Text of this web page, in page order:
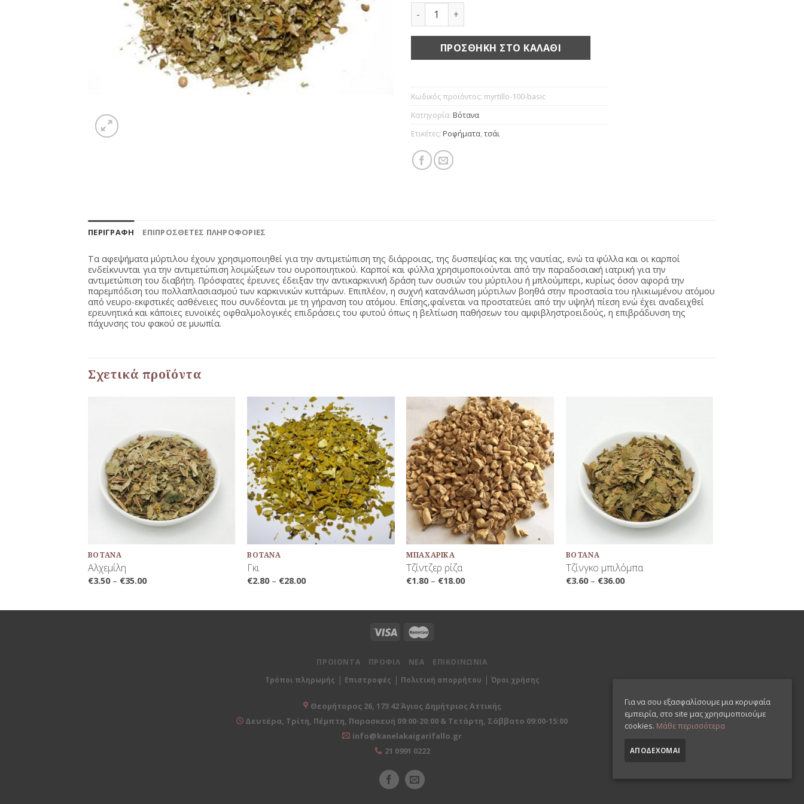
Μύρτιλλο φύλλο ποσότητα
ΠΡΟΣΘΉΚΗ ΣΤΟ ΚΑΛΆΘΙ
Κωδικός προϊόντος: myrtillo-100-basic
Κατηγορία: Βότανα
Ετικέτες: Ροφήματα, τσάι
ΠΕΡΙΓΡΑΦΉ ΕΠΙΠΡΌΣΘΕΤΕΣ ΠΛΗΡΟΦΟΡΊΕΣ
Τα αφεψήματα μύρτιλου έχουν χρησιμοποιηθεί για την αντιμετώπιση της διάρροιας, της δυσπεψίας και της ναυτίας, ενώ τα φύλλα και οι καρποί
ενδείκνυνται για την αντιμετώπιση λοιμώξεων του ουροποιητικού. Καρποί και φύλλα χρησιμοποιούνται από την παραδοσιακή ιατρική για την
αντιμετώπιση του διαβήτη. Πρόσφατες έρευνες έδειξαν την αντικαρκινική δράση των ουσιών του μύρτιλου ή μπλούμπερι, κυρίως όσον αφορά την
παρεμπόδιση του πολλαπλασιασμού των καρκινικών κυττάρων. Επιπλέον, η συχνή κατανάλωση μύρτιλων βοηθά στην προστασία του ηλικιωμένου ατόμου
από νευρο-εκφστικές ασθένειες που συνδέονται με τη γήρανση του ατόμου. Επίσης,φαίνεται να προστατεύει από την υψηλή πίεση ενώ έχει αναδειχθεί
ερευνητικά και κάποιες ευνοϊκές οφθαλμολογικές επιδράσεις του φυτού όπως η βελτίωση παθήσεων του αμφιβληστροειδούς, η επιβράδυνση της
πάχυνσης του φακού σε μυωπία.
Σχετικά προϊόντα
στη Λίστα
Αγαπημένων
ΒΌΤΑΝΑ
Αλχεμίλη
€3.50– €35.00
Προσθήκη
στη Λίστα
Αγαπημένων
ΒΌΤΑΝΑ
Γκι
€2.80– €28.00
Προσθήκη
στη Λίστα
Αγαπημένων
+
ΜΠΑΧΑΡΙΚΆ
Τζίντζερ ρίζα
€1.80– €18.00
στη Λίστα
Αγαπημένων
ΒΌΤΑΝΑ
Τζίνγκο μπιλόμπα
€3.60– €36.00
ΠΡΟΙΟΝΤΑ ΠΡΟΦΙΛ ΝΕΑ ΕΠΙΚΟΙΝΩΝΙΑ
Τρόποι πληρωμής | Επιστροφές | Πολιτική απορρήτου | Όροι χρήσης
Θεομήτορος 26, 173 42 Άγιος Δημήτριος Αττικής
Δευτέρα, Τρίτη, Πέμπτη, Παρασκευή 09:00-20:00 & Τετάρτη, Σάββατο 09:00-15:00
info@kanelakaigarifallo.gr
21 0991 0222
Για να σου εξασφαλίσουμε μια κορυφαία
εμπειρία, στο site μας χρησιμοποιούμε
cookies. Μάθε περισσότερα
ΑΠΟΔΈΧΟΜΑΙ